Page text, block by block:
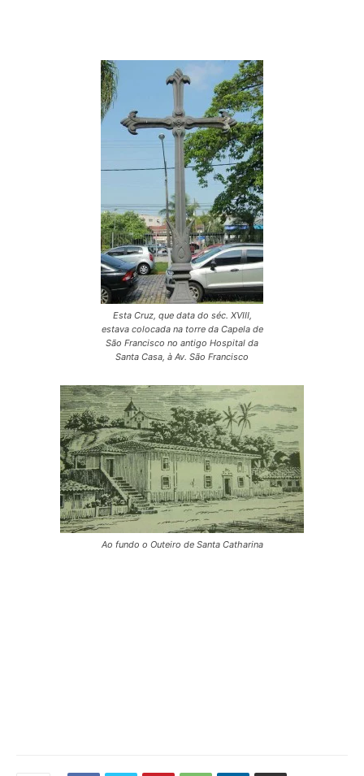
Esta Cruz, que data do séc. XVIII,
estava colocada na torre da Capela de
São Francisco no antigo Hospital da
Santa Casa, à Av. São Francisco
Ao fundo o Outeiro de Santa Catharina